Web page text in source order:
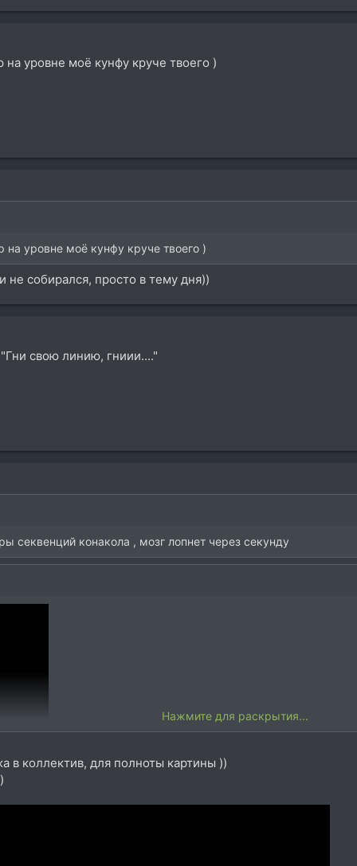
на уровне моё кунфу круче твоего )
на уровне моё кунфу круче твоего )
не собирался, просто в тему дня))
свою линию, гниии...."
секвенций конакола , мозг лопнет через секунду
Нажмите для раскрытия...
в коллектив, для полноты картины ))